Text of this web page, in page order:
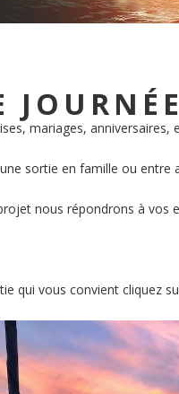
mariages,
sortie en famille ou entre
nous répondrons à vos
qui vous convient cliquez